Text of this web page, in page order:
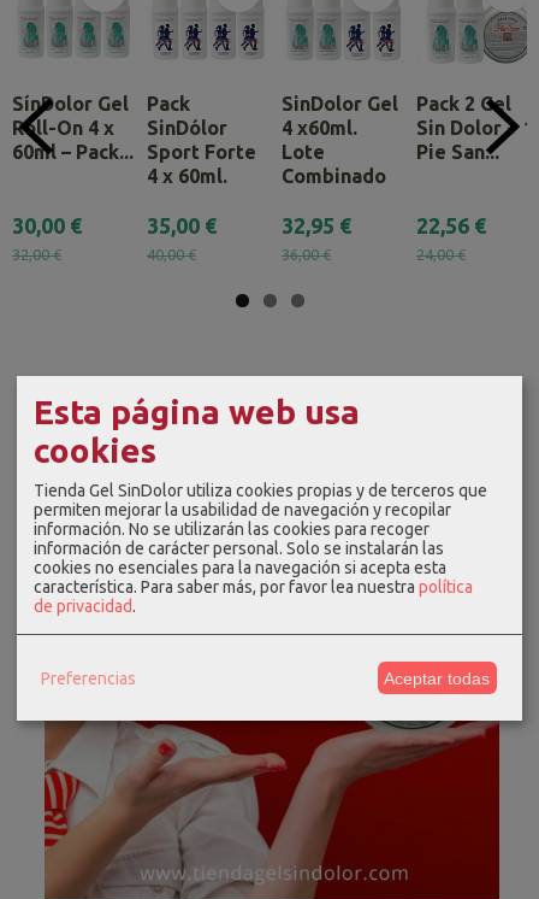
SínDolor Gel
Roll-On 4 x
60ml – Pack...
30,00 €
32,00 €
Pack
SinDólor
Sport Forte
4 x 60ml.
35,00 €
40,00 €
SinDolor Gel
4 x60ml.
Lote
Combinado
32,95 €
36,00 €
Pack 2 Gel
Sin Dolor + 1
Pie San...
22,56 €
24,00 €
Esta página web usa
cookies
Tienda Gel SinDolor utiliza cookies propias y de terceros que
permiten mejorar la usabilidad de navegación y recopilar
información. No se utilizarán las cookies para recoger
información de carácter personal. Solo se instalarán las
cookies no esenciales para la navegación si acepta esta
característica. Para saber más, por favor lea nuestra política
de privacidad.
Preferencias Aceptar todas